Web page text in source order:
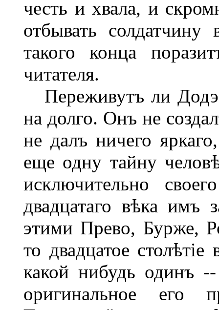
честь и хвала, и
отбывать
такого конца
читателя.
Переживутъ ли Додэ
на долго. Онъ не
не далъ ничего
еще одну тайну
исключительно
двадцатаго вѣка имъ
этими Прево, Бурже,
то двадцатое
какой нибудь одинъ
оригинальное его